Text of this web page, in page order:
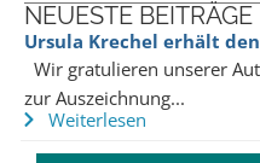
NEUESTE BEITRÄGE
Ursula Krechel erhält
Wir gratulieren unserer
zur Auszeichnung...
Weiterlesen